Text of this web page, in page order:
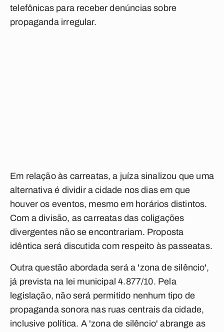
telefônicas para receber denúncias sobre
propaganda irregular.
Em relação às carreatas, a juíza sinalizou que uma
alternativa é dividir a cidade nos dias em que
houver os eventos, mesmo em horários distintos.
Com a divisão, as carreatas das coligações
divergentes não se encontrariam. Proposta
idêntica será discutida com respeito às passeatas.
Outra questão abordada será a 'zona de silêncio',
já prevista na lei municipal 4.877/10. Pela
legislação, não será permitido nenhum tipo de
propaganda sonora nas ruas centrais da cidade,
inclusive política. A 'zona de silêncio' abrange as